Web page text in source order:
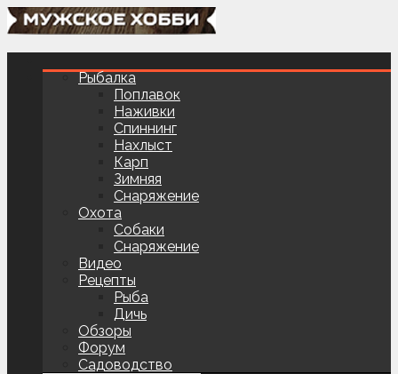
Рыбалка
Поплавок
Наживки
Спиннинг
Нахлыст
Карп
Зимняя
Снаряжение
Охота
Собаки
Снаряжение
Видео
Рецепты
Рыба
Дичь
Обзоры
Форум
Садоводство